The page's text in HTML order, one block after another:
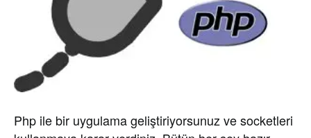
Php ile bir uygulama geliştiriyorsunuz ve socketleri